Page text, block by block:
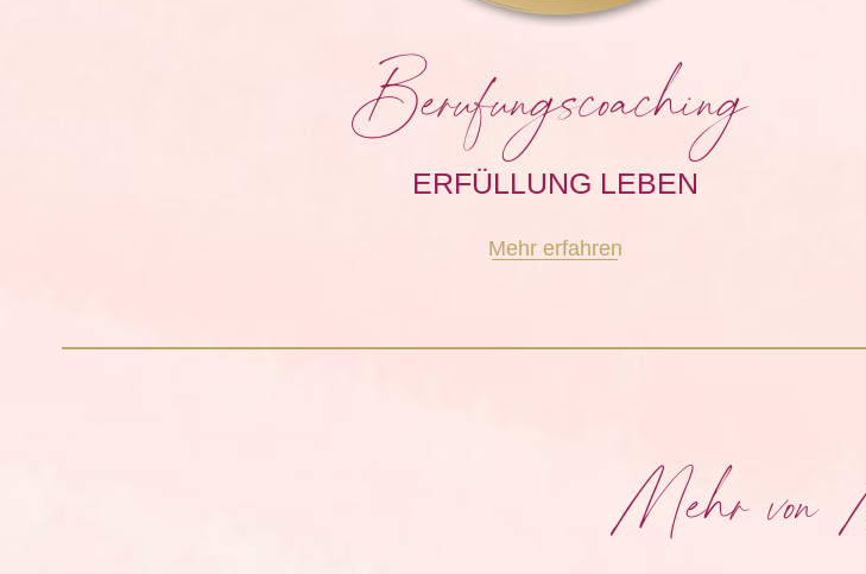
Berufungscoaching
ERFÜLLUNG LEBEN
Mehr erfahren
Mehr